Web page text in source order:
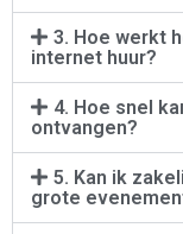
3. Hoe werkt
internet huur?
4. Hoe snel
ontvangen?
5. Kan ik
grote